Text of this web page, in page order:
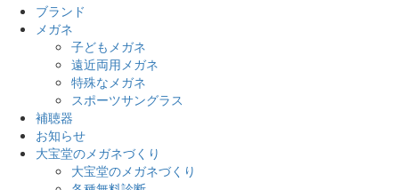
ブランド
メガネ
子どもメガネ
遠近両用メガネ
特殊なメガネ
スポーツサングラス
補聴器
お知らせ
大宝堂のメガネづくり
大宝堂のメガネづくり